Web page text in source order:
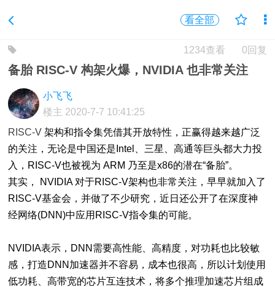
看全部
0回复
1234查看
备胎 RISC-V 构架火爆，NVIDIA 也非常关注
小飞飞
楼主 2020-7-7 10:41:25
RISC-V 架构和指令集凭借其开放特性，正赢得越来越广泛
的关注，无论是中国还是Intel、三星、高通等巨头都大力投
入，RISC-V也被视为 ARM 乃至是x86的潜在“备胎”。
其实， NVIDIA 对于RISC-V架构也非常关注，早早就加入了
RISC-V基金会，并做了不少研究，近日还公开了在深度神
经网络(DNN)中应用RISC-V指令集的可能。
NVIDIA表示，DNN需要高性能、高精度，对功耗也比较敏
感，打造DNN加速器并不容易，成本也很高，所以计划使用
低功耗、高带宽的芯片互连技术，将多个推理加速芯片组成